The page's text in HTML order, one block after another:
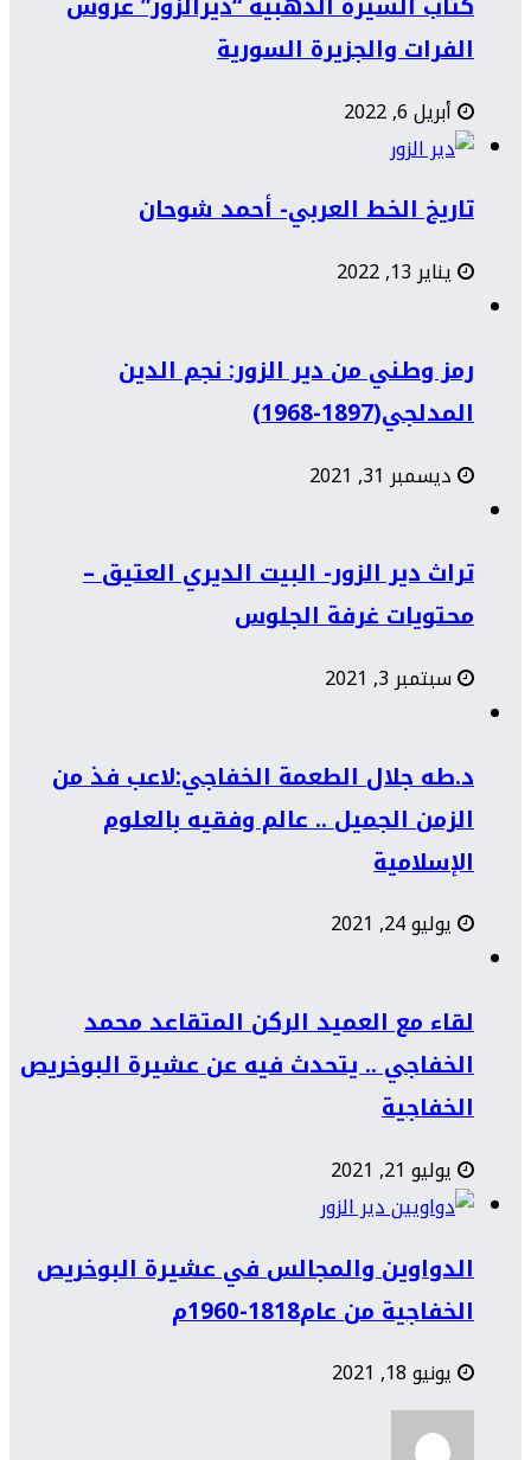
الفرات والجزيرة السورية
أبريل 6, 2022
تاريخ الخط العربي- أحمد شوحان
يناير 13, 2022
رمز وطني من دير الزور: نجم الدين
المدلجي(1897-1968)
ديسمبر 31, 2021
تراث دير الزور- البيت الديري العتيق –
محتويات غرفة الجلوس
سبتمبر 3, 2021
د.طه جلال الطعمة الخفاجي:لاعب فذ من
الزمن الجميل .. عالم وفقيه بالعلوم
الإسلامية
يوليو 24, 2021
لقاء مع العميد الركن المتقاعد محمد
الخفاجي .. يتحدث فيه عن عشيرة البوخريص
الخفاجية
يوليو 21, 2021
الدواوين والمجالس في عشيرة البوخريص
الخفاجية من عام1818-1960م
يونيو 18, 2021